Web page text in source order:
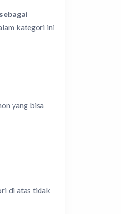
kategori ini
yang bisa
di atas tidak